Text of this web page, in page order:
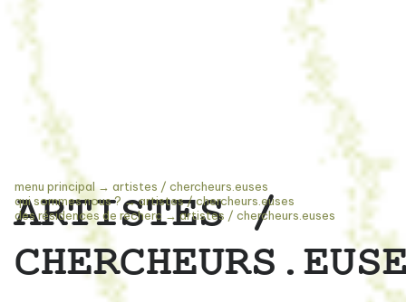
menu principal→ artistes / chercheurs.euses
qui sommes nous ?→artistes / chercheurs.euses
des résidences de recherc → artistes / chercheurs.euses
ARTISTES /